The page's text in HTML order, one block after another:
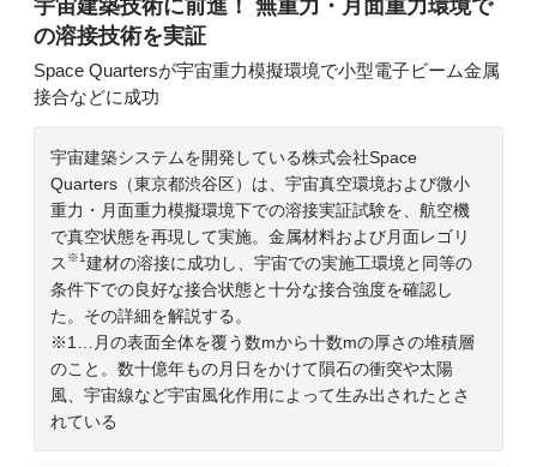
宇宙建築技術に前進！ 無重力・月面重力環境で
の溶接技術を実証
Space Quartersが宇宙重力模擬環境で小型電子ビーム金属
接合などに成功
宇宙建築システムを開発している株式会社Space
Quarters（東京都渋谷区）は、宇宙真空環境および微小
重力・月面重力模擬環境下での溶接実証試験を、航空機
で真空状態を再現して実施。金属材料および月面レゴリ
ス ※1建材の溶接に成功し、宇宙での実施工環境と同等の
条件下での良好な接合状態と十分な接合強度を確認し
た。その詳細を解説する。
※1…月の表面全体を覆う数mから十数mの厚さの堆積層
のこと。数十億年もの月日をかけて隕石の衝突や太陽
風、宇宙線など宇宙風化作用によって生み出されたとさ
れている